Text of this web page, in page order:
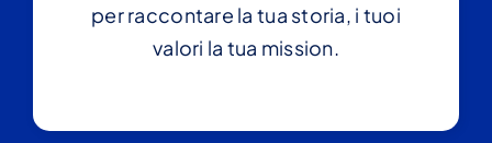
per raccontare la tua storia, i tuoi
valori la tua mission.